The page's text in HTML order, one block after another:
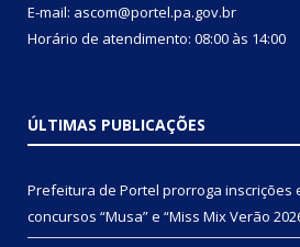
E-mail: ascom@portel.pa.gov.br
Horário de atendimento: 08:00 às 14:00
ÚLTIMAS PUBLICAÇÕES
Prefeitura de Portel prorroga inscrições
concursos “Musa” e “Miss Mix Verão